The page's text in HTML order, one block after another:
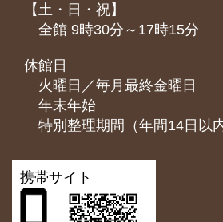
【土・日・祝】
全館 9時30分～17時15分
休館日
火曜日／毎月最終金曜日
年末年始
特別整理期間（年間14日以内
携帯サイト